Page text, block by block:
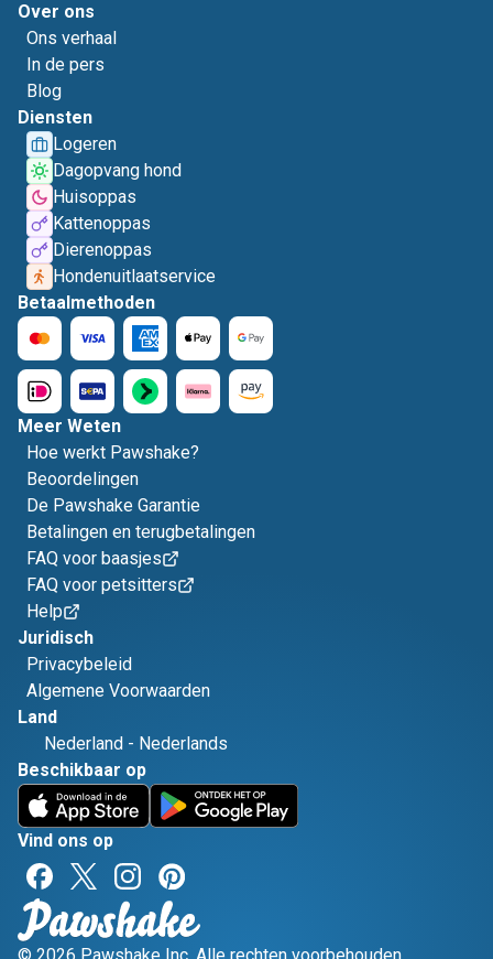
Over ons
Ons verhaal
In de pers
Blog
Diensten
Logeren
Dagopvang hond
Huisoppas
Kattenoppas
Dierenoppas
Hondenuitlaatservice
Betaalmethoden
Meer Weten
Hoe werkt Pawshake?
Beoordelingen
De Pawshake Garantie
Betalingen en terugbetalingen
FAQ voor baasjes
FAQ voor petsitters
Help
Juridisch
Privacybeleid
Algemene Voorwaarden
Land
Nederland - Nederlands
Beschikbaar op
Vind ons op